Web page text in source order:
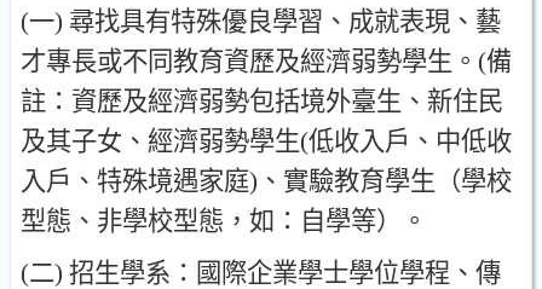
(一) 尋找具有特殊優良學習 、 成就表現 、 藝
才專長或不同教育資歷及經濟弱勢學生 。 (備
註 ： 資歷及經濟弱勢包括境外臺生 、 新住民
及其子女 、 經濟弱勢學生(低收入戶 、 中低收
入戶 、 特殊境遇家庭) 、 實驗教育學生 （學校
型態 、 非學校型態 ， 如 ： 自學等）。
(二) 招生學系 ： 國際企業學士學位學程 、 傳